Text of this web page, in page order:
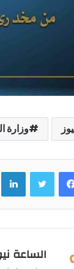
وزارة
فيسبوكتويتر
الساعة